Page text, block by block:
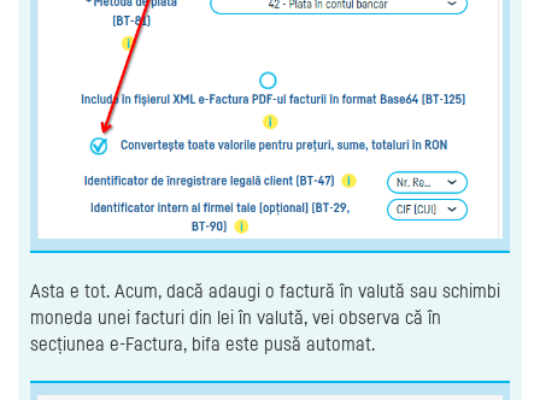
Asta e tot. Acum, dacă adaugi o factură în valută sau schimbi
moneda unei facturi din lei în valută, vei observa că în
secțiunea e-Factura, bifa este pusă automat.